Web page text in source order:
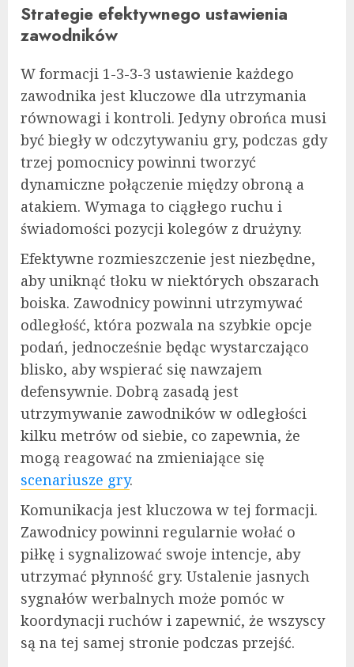
Strategie efektywnego ustawienia
zawodników
W formacji 1-3-3-3 ustawienie każdego
zawodnika jest kluczowe dla utrzymania
równowagi i kontroli. Jedyny obrońca musi
być biegły w odczytywaniu gry, podczas gdy
trzej pomocnicy powinni tworzyć
dynamiczne połączenie między obroną a
atakiem. Wymaga to ciągłego ruchu i
świadomości pozycji kolegów z drużyny.
Efektywne rozmieszczenie jest niezbędne,
aby uniknąć tłoku w niektórych obszarach
boiska. Zawodnicy powinni utrzymywać
odległość, która pozwala na szybkie opcje
podań, jednocześnie będąc wystarczająco
blisko, aby wspierać się nawzajem
defensywnie. Dobrą zasadą jest
utrzymywanie zawodników w odległości
kilku metrów od siebie, co zapewnia, że
mogą reagować na zmieniające się
scenariusze gry.
Komunikacja jest kluczowa w tej formacji.
Zawodnicy powinni regularnie wołać o
piłkę i sygnalizować swoje intencje, aby
utrzymać płynność gry. Ustalenie jasnych
sygnałów werbalnych może pomóc w
koordynacji ruchów i zapewnić, że wszyscy
są na tej samej stronie podczas przejść.